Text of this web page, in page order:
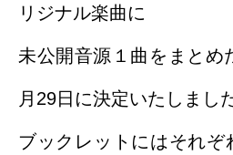
リジナル楽曲に
未公開音源１曲をまとめ
月29日に決定いたしまし
ブックレットにはそれ